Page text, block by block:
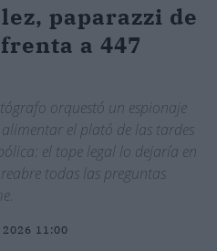
paparazzi de
a 447
orquestó un espionaje
el plató de las tardes
el tope legal lo dejaría en
todas las preguntas
11:00